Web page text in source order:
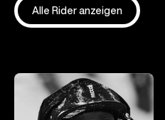
Alle Rider anzeigen